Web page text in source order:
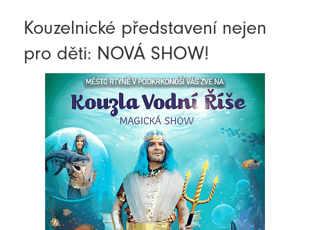
Kouzelnické představení nejen
pro děti: NOVÁ SHOW!